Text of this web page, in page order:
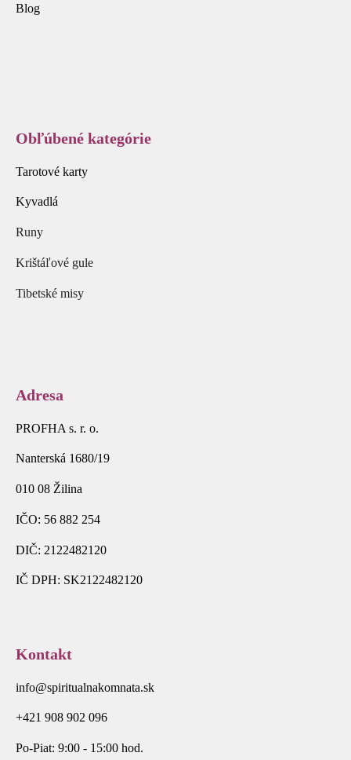
Blog
Obľúbené kategórie
Tarotové karty
Kyvadlá
Runy
Krištáľové gule
Tibetské misy
Adresa
PROFHA s. r. o.
Nanterská 1680/19
010 08 Žilina
IČO: 56 882 254
DIČ: 2122482120
IČ DPH: SK2122482120
Kontakt
info@spiritualnakomnata.sk
+421 908 902 096
Po-Piat: 9:00 - 15:00 hod.